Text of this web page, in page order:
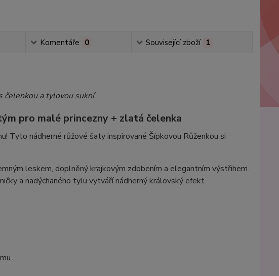
Komentáře 0 Související zboží 1
čelenkou a tylovou sukní
pro malé princezny + zlatá čelenka
Tyto nádherné růžové šaty inspirované Šípkovou Růženkou si
leskem, doplněný krajkovým zdobením a elegantním výstřihem.
a nadýchaného tylu vytváří nádherný královský efekt.